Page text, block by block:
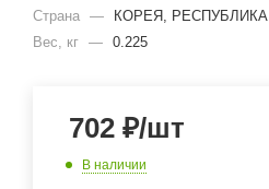
Страна —
КОРЕЯ, РЕСПУБЛИКА
Вес, кг — 0.225
702 ₽/шт
В наличии